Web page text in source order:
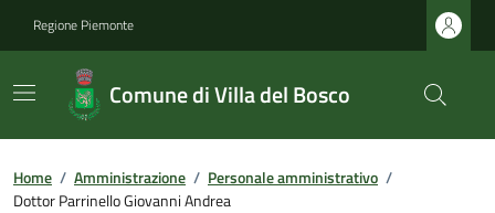
Regione Piemonte
Comune di Villa del Bosco
Home / Amministrazione / Personale amministrativo /
Dottor Parrinello Giovanni Andrea